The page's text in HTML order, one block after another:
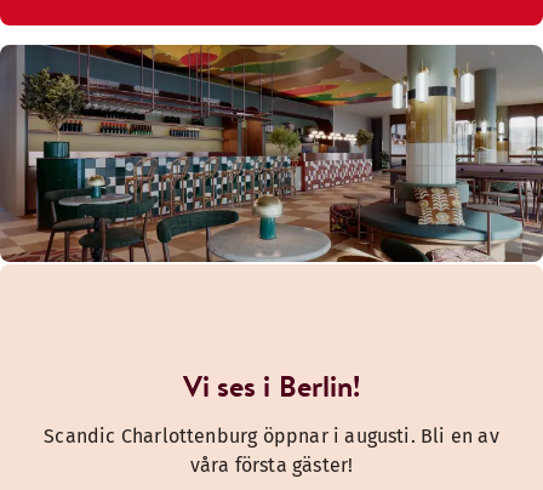
Vi ses i Berlin!
Scandic Charlottenburg öppnar i augusti. Bli en av
våra första gäster!